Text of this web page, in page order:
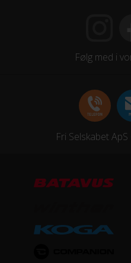
Følg med i
Fri Selskabet ApS